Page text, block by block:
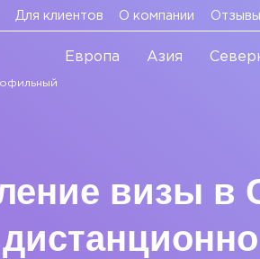
Для клиентов О компании Отзывы
Европа Азия
визы в